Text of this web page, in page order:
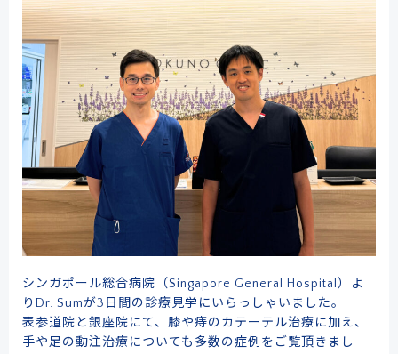
シンガポール総合病院（Singapore General Hospital）よ
りDr. Sumが3日間の診療見学にいらっしゃいました。
表参道院と銀座院にて、膝や痔のカテーテル治療に加え、
手や足の動注治療についても多数の症例をご覧頂きまし